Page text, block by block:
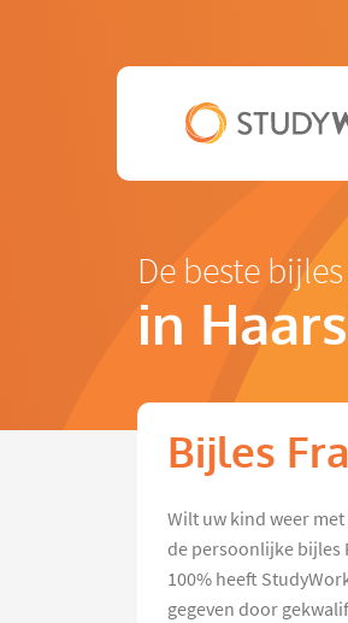
De beste
in
Bijles
Wilt uw kind weer
de persoonlijke bijles
100% heeft
gegeven door